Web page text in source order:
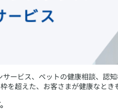
ービス、ペットの健康相談、認
を超えた、お客さまが健康なと